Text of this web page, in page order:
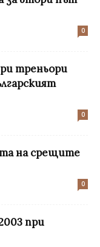
0
треньори
0
на срещите
0
при